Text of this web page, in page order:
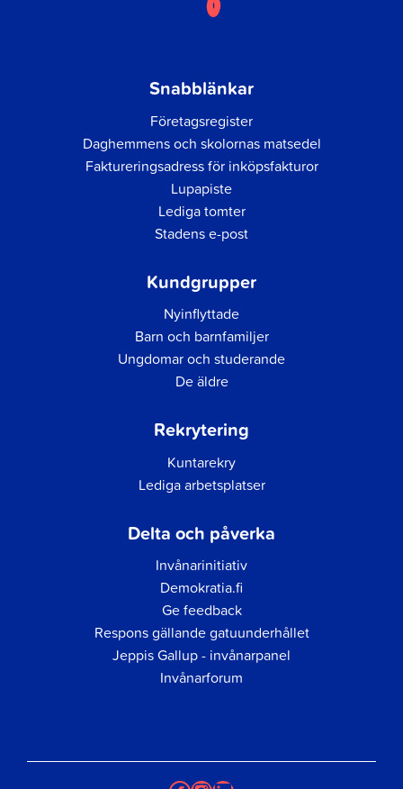
Snabblänkar
Företagsregister
Daghemmens och skolornas matsedel
Faktureringsadress för inköpsfakturor
Lupapiste
Lediga tomter
Stadens e-post
Kundgrupper
Nyinflyttade
Barn och barnfamiljer
Ungdomar och studerande
De äldre
Rekrytering
Kuntarekry
Lediga arbetsplatser
Delta och påverka
Invånarinitiativ
Demokratia.fi
Ge feedback
Respons gällande gatuunderhållet
Jeppis Gallup - invånarpanel
Invånarforum